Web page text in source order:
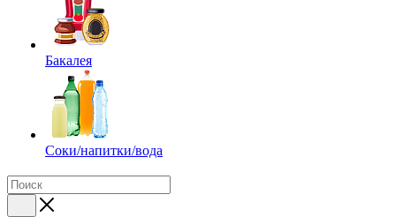
Бакалея
Соки/напитки/вода